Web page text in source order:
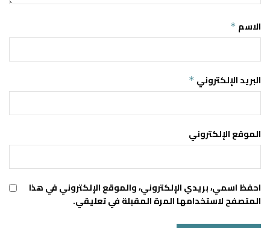
الاسم *
البريد الإلكتروني *
الموقع الإلكتروني
احفظ اسمي، بريدي الإلكتروني، والموقع الإلكتروني في هذا
المتصفح لاستخدامها المرة المقبلة في تعليقي.